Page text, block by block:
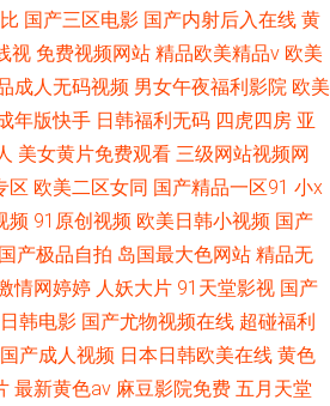
国产三区电影 国产内射后入在线 黄
视 免费视频网站 精品欧美精品v 欧美
成人无码视频 男女午夜福利影院 欧美
年版快手 日韩福利无码 四虎四房 亚
美女黄片免费观看 三级网站视频网
区 欧美二区女同 国产精品一区91 小x
频 91原创视频 欧美日韩小视频 国产
国产极品自拍 岛国最大色网站 精品无
情网婷婷 人妖大片 91天堂影视 国产
韩电影 国产尤物视频在线 超碰福利
产成人视频 日本日韩欧美在线 黄色
最新黄色av 麻豆影院免费 五月天堂